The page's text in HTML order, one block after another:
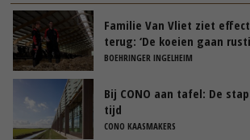
Familie Van Vliet ziet
terug: ‘De koeien gaan
BOEHRINGER INGELHEIM
Bij CONO aan tafel: De
tijd
CONO KAASMAKERS